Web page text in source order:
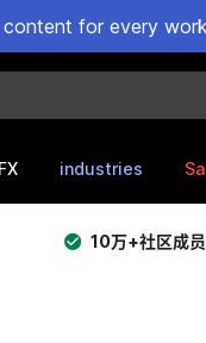
content for every
industries
10万+社区成员